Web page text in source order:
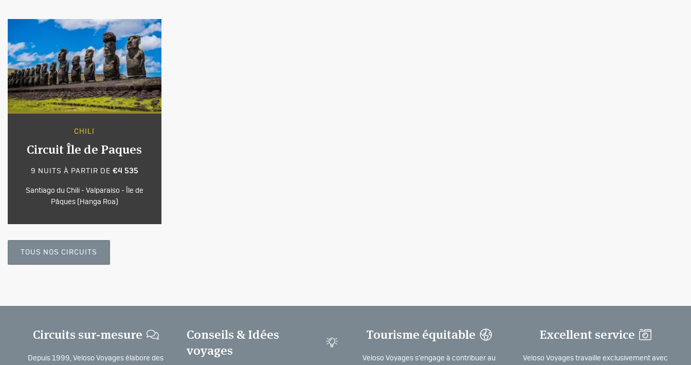
CHILI
Circuit Île de Paques
9 NUITS À PARTIR DE €4 535
Santiago du Chili - Valparaiso - Île de
Pâques (Hanga Roa)
TOUS NOS CIRCUITS
Circuits sur-mesure
Depuis 1999, Veloso Voyages élabore des
Conseils & Idées
voyages
Tourisme équitable
Veloso Voyages s’engage à contribuer au
Excellent service
Veloso Voyages travaille exclusivement avec